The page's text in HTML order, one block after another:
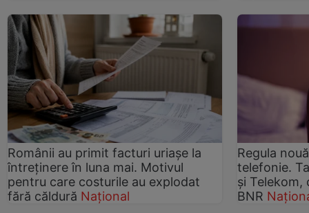
Românii au primit facturi uriașe la
întreținere în luna mai. Motivul
pentru care costurile au explodat
fără căldură Național
Regula
telefonie.
și
BNR